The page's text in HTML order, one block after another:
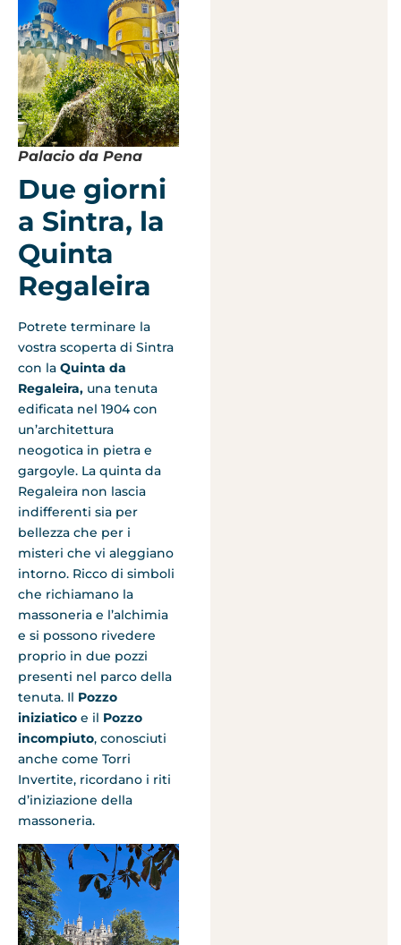
Palacio da Pena
Due giorni
a Sintra, la
Quinta
Regaleira
Potrete terminare la
vostra scoperta di Sintra
con la Quinta da
Regaleira, una tenuta
edificata nel 1904 con
un’architettura
neogotica in pietra e
gargoyle. La quinta da
Regaleira non lascia
indifferenti sia per
bellezza che per i
misteri che vi aleggiano
intorno. Ricco di simboli
che richiamano la
massoneria e l’alchimia
e si possono rivedere
proprio in due pozzi
presenti nel parco della
tenuta. Il Pozzo
iniziatico e il Pozzo
incompiuto, conosciuti
anche come Torri
Invertite, ricordano i riti
d’iniziazione della
massoneria.